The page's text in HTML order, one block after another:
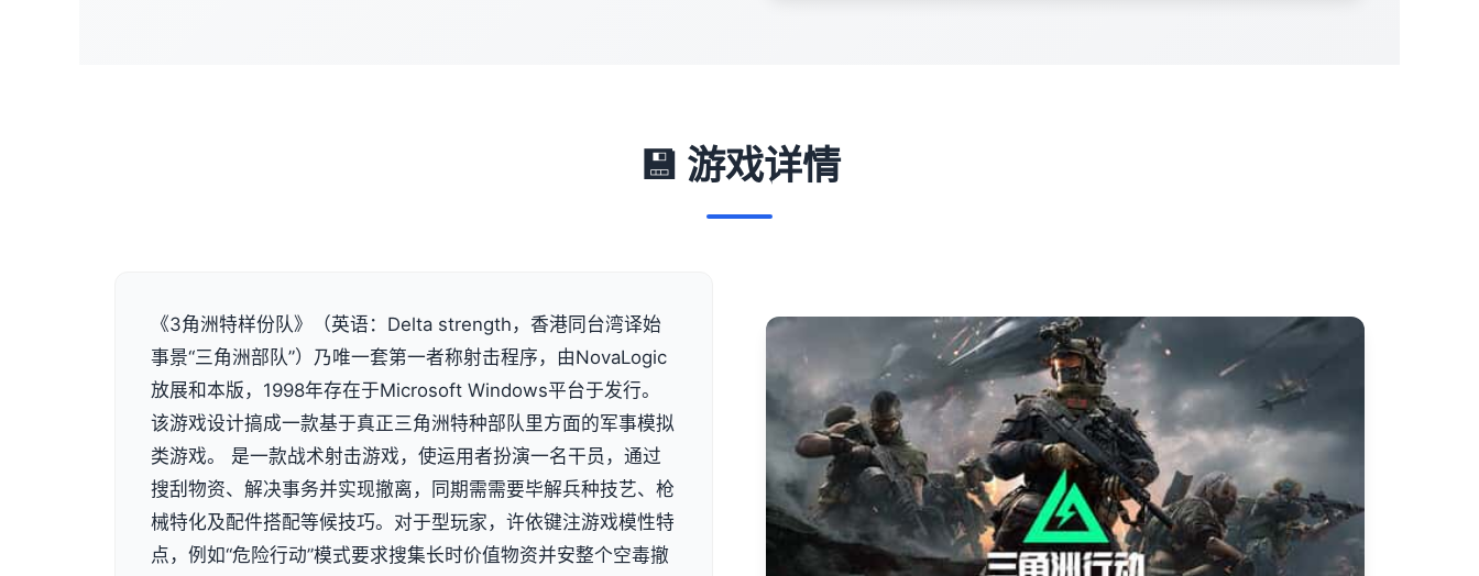
💾 游戏详情
《3角洲特样份队》（英语：Delta strength，香港同台湾译始
事景“三角洲部队”）乃唯一套第一者称射击程序，由NovaLogic
放展和本版，1998年存在于Microsoft Windows平台于发行。
该游戏设计搞成一款基于真正三角洲特种部队里方面的军事模拟
类游戏。 是一款战术射击游戏，使运用者扮演一名干员，通过
搜刮物资、解决事务并实现撤离，同期需需要毕解兵种技艺、枪
械特化及配件搭配等候技巧。对于型玩家，许依键注游戏模性特
点，例如“危险行动”模式要求搜集长时价值物资并安整个空毒撤